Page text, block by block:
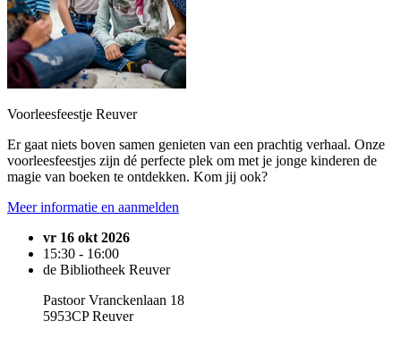
Voorleesfeestje Reuver
Er gaat niets boven samen genieten van een prachtig verhaal. Onze
voorleesfeestjes zijn dé perfecte plek om met je jonge kinderen de
magie van boeken te ontdekken. Kom jij ook?
Meer informatie en aanmelden
vr 16 okt 2026
15:30 - 16:00
de Bibliotheek Reuver
Pastoor Vranckenlaan 18
5953CP Reuver